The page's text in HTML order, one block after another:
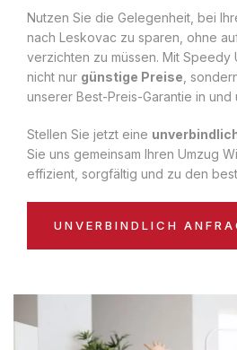
Nutzen Sie die Gelegenheit, bei
nach Leskovac zu sparen, ohne
verzichten zu müssen. Mit Speedy
nicht nur günstige Preise ,
unserer Best-Preis-Garantie in und
Stellen Sie jetzt eine
Sie uns gemeinsam Ihren Umzug
effizient, sorgfältig und zu den
UNVERBINDLICH